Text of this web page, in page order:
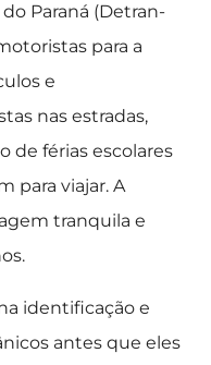
Paraná (Detran-
para a
e
nas estradas,
de férias escolares
para viajar. A
tranquila e
identificação e
antes que eles